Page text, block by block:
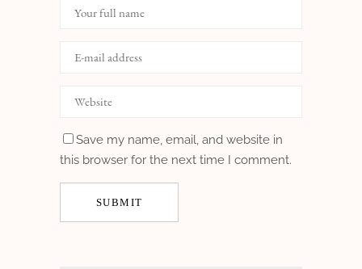
Save my name, email, and website in
this browser for the next time I comment.